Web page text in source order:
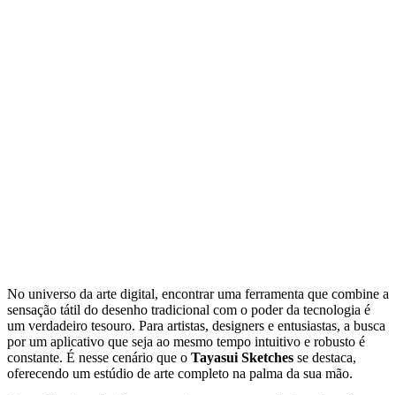
No universo da arte digital, encontrar uma ferramenta que combine a
sensação tátil do desenho tradicional com o poder da tecnologia é
um verdadeiro tesouro. Para artistas, designers e entusiastas, a busca
por um aplicativo que seja ao mesmo tempo intuitivo e robusto é
constante. É nesse cenário que o Tayasui Sketches se destaca,
oferecendo um estúdio de arte completo na palma da sua mão.